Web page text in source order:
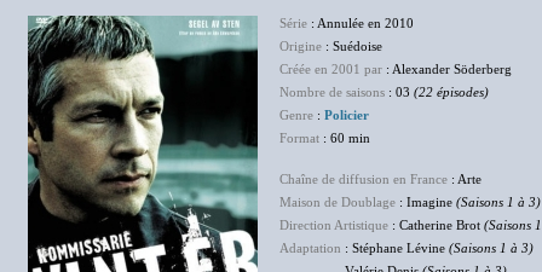
Série : Annulée en 2010
Origine : Suédoise
Créée en 2001 par : Alexander Söderberg
Nombre de saisons : 03 (22 épisodes)
Genre : Policier
Format : 60 min
Chaîne de diffusion en France : Arte
Maison de Doublage : Imagine (Saisons 1 à 3)
Direction Artistique : Catherine Brot (Saisons
Adaptation : Stéphane Lévine (Saisons 1 à 3)